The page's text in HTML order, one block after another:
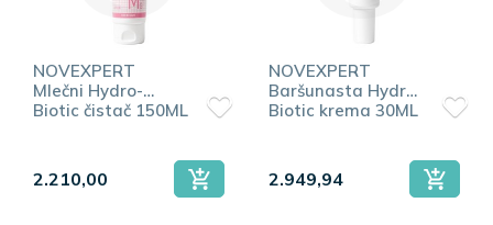
NOVEXPERT
Mlečni Hydro-
Biotic čistač 150ML
2.210,00
NOVEXPERT
Baršunasta Hydro-
Biotic krema 30ML
2.949,94